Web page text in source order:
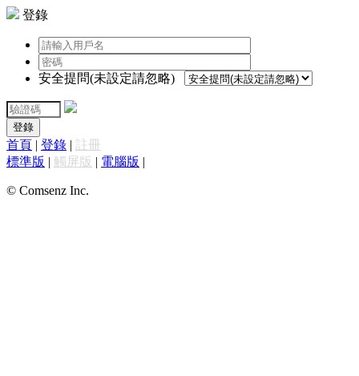
登錄
安全提問(未設定請忽略)
登錄
首頁 | 登錄 | 註冊
標準版 | 觸屏版 | 電腦版 |
© Comsenz Inc.